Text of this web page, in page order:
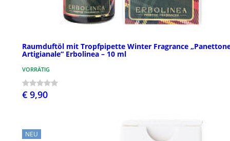
Raumduftöl mit Tropfpipette Winter Fragrance
Artigianale“ Erbolinea – 10 ml
VORRÄTIG
€ 9,90
NEU